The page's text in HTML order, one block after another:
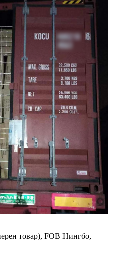
товар), FOB Нингбо,